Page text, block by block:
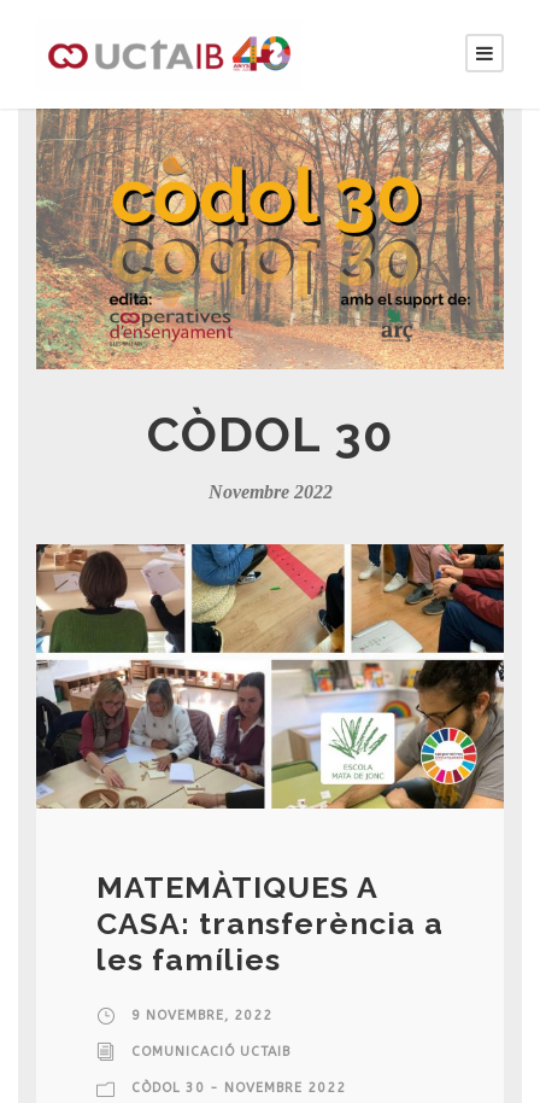
CÒDOL 30
Novembre 2022
MATEMÀTIQUES A
CASA: transferència a
les famílies
9 NOVEMBRE, 2022
COMUNICACIÓ UCTAIB
CÒDOL 30 - NOVEMBRE 2022